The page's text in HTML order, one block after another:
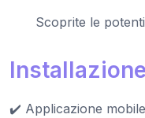
Scoprite le
✔️ Applicazione